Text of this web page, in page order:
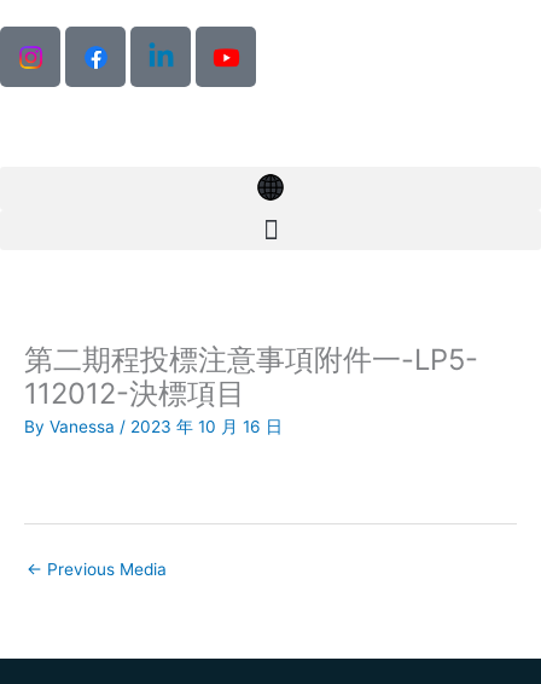
content
第二期程投標注意事項附件一-LP5-
112012-決標項目
By Vanessa / 2023 年 10 月 16 日
← Previous Media